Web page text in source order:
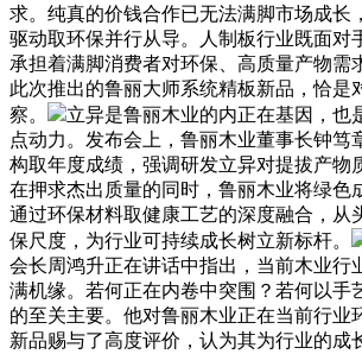
求。纯真的价钱合作已无法满脚市场成长
驱动取环保并行从导。人制板行业既面对
承担着满脚消费者对环保、高质量产物需
此次推出的鲁丽大师系统精板新品，恰是
察。
立异是鲁丽木业的内正在基因，也
点动力。发布会上，鲁丽木业董事长钟笃
构取年度成绩，强调研发立异对提拔产物
在押求杰出质量的同时，鲁丽木业将绿色
通过环保材料取健康工艺的深度融合，从
保尺度，为行业可持续成长树立新标杆。
会长周鸿升正在讲话中指出，当前木业行
满机缘。若何正在内卷中突围？若何以手
的至关主要。他对鲁丽木业正在当前行业
新品赐与了高度评价，认为其为行业的成